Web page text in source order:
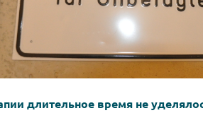
длительное время не